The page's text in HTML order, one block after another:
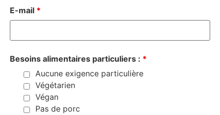
E-mail *
Besoins alimentaires particuliers : *
Aucune exigence particulière
Végétarien
Végan
Pas de porc